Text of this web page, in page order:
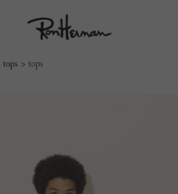
tops tops